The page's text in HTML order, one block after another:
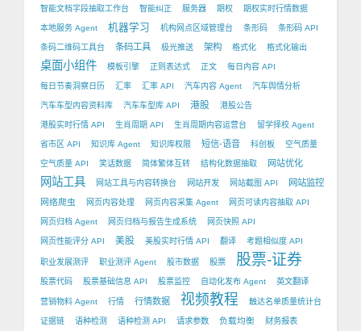
智能文档字段抽取工作台 智能纠正 服务器 期权 期权实时行情数据
本地服务 Agent 机器学习 机构网点区域管理台 条形码 条形码 API
条码二维码工具台 条码工具 极光推送 架构 格式化 格式化输出
桌面小组件 模板引擎 正则表达式 正文 每日内容 API
每日节奏洞察日历 汇率 汇率 API 汽车内容 Agent 汽车舆情分析
汽车车型内容资料库 汽车车型库 API 港股 港股公告
港股实时行情 API 生肖周期 API 生肖周期内容运营台 留学择校 Agent
省市区 API 知识库 Agent 知识库权限 短信-语音 科创板 空气质量
空气质量 API 笑话数据 简体繁体互转 结构化数据抽取 网站优化
网站工具 网站工具与内容转换台 网站开发 网站截图 API
网站监控
网络爬虫
网页内容处理 网页内容采集 Agent 网页可读内容抽取 API
网页归档 Agent 网页归档与报告生成系统 网页快照 API
网页性能评分 API 美股 美股实时行情 API 翻译 考题相似度 API
职业发展测评 职业测评 Agent 股市数据 股票 股票-证券
股票代码 股票基础信息 API 股票监控 自动化发布 Agent 英文翻译
营销物料 Agent 行情 行情数据 视频教程 触达名单质量统计台
证据链 语种检测 语种检测 API 请求参数 负载均衡 财务报表